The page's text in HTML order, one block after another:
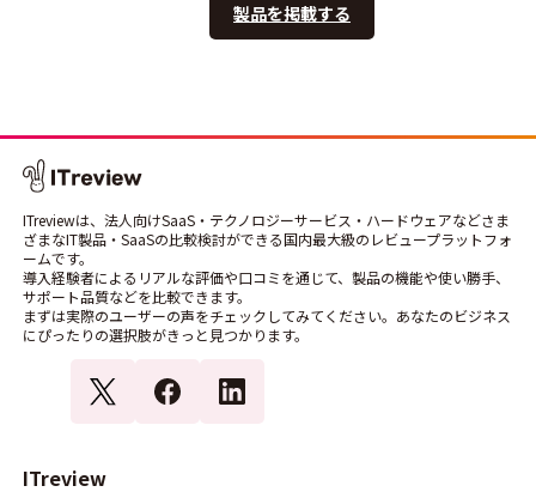
製品を掲載する
ITreviewは、法人向けSaaS・テクノロジーサービス・ハードウェアなどさま
ざまなIT製品・SaaSの比較検討ができる国内最大級のレビュープラットフォ
ームです。
導入経験者によるリアルな評価や口コミを通じて、製品の機能や使い勝手、
サポート品質などを比較できます。
まずは実際のユーザーの声をチェックしてみてください。あなたのビジネス
にぴったりの選択肢がきっと見つかります。
ITreview